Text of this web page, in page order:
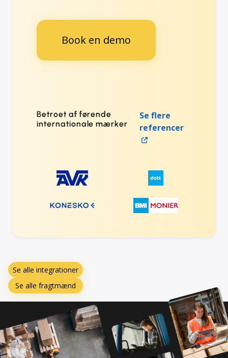
Book en demo
Betroet af førende
internationale mærker
Se flere
referencer
Se alle integrationer
Se alle fragtmænd